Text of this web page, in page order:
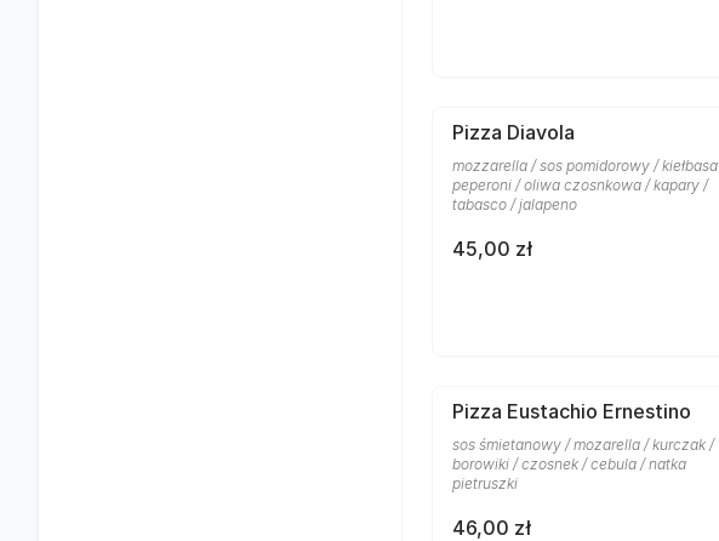
Pizza Diavola
mozzarella / sos pomidorowy / kiełbasa
peperoni / oliwa czosnkowa / kapary /
tabasco / jalapeno
45,00 zł
Pizza Eustachio Ernestino
sos śmietanowy / mozarella / kurczak /
borowiki / czosnek / cebula / natka
pietruszki
46,00 zł